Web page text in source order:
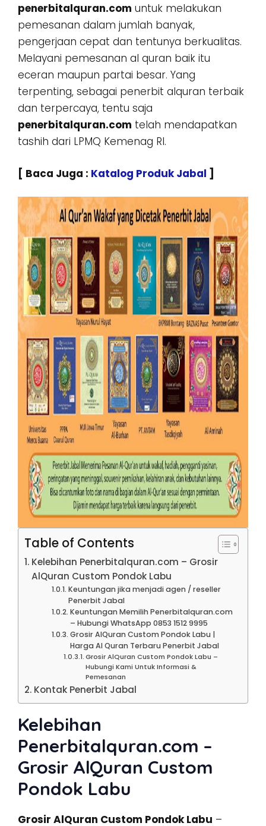
penerbitalquran.com untuk melakukan
pemesanan dalam jumlah banyak,
pengerjaan cepat dan tentunya berkualitas.
Melayani pemesanan al quran baik itu
eceran maupun partai besar. Yang
terpenting, sebagai penerbit alquran terbaik
dan terpercaya, tentu saja
penerbitalquran.com telah mendapatkan
tashih dari LPMQ Kemenag RI.
[ Baca Juga : Katalog Produk Jabal ]
Table of Contents
Kelebihan Penerbitalquran.com – Grosir
AlQuran Custom Pondok Labu
Keuntungan jika menjadi agen / reseller
Penerbit Jabal
Keuntungan Memilih Penerbitalquran.com
– Hubungi WhatsApp 0853 1512 9995
Grosir AlQuran Custom Pondok Labu |
Harga Al Quran Terbaru Penerbit Jabal
Grosir AlQuran Custom Pondok Labu –
Hubungi Kami Untuk Informasi &
Pemesanan
Kontak Penerbit Jabal
Kelebihan
Penerbitalquran.com –
Grosir AlQuran Custom
Pondok Labu
Grosir AlQuran Custom Pondok Labu –